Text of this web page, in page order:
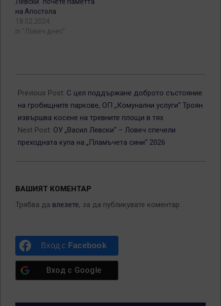
Левски“ почете паметта
на Апостола
18.02.2024
In "Ловеч днес"
05-
08
Previous Post: С цел поддържане доброто състояние
на гробищните паркове, ОП „Комунални услуги“ Троян
извършва косене на тревните площи в тях
Next Post: ОУ „Васил Левски“ – Ловеч спечели
преходната купа на „Пламъчета сини“ 2026
ВАШИЯТ КОМЕНТАР
Трябва да влезете, за да публикувате коментар.
Вход с Facebook
Вход с Google